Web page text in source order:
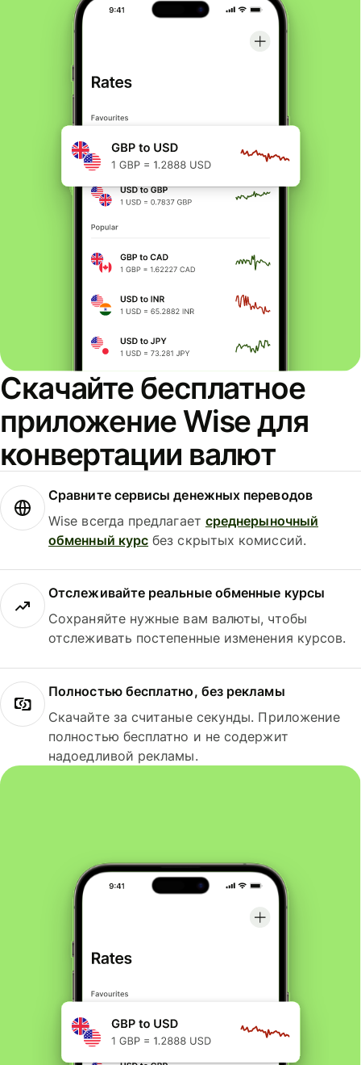
Скачайте бесплатное
приложение Wise для
конвертации валют
Сравните сервисы денежных переводов
Wise всегда предлагает среднерыночный
обменный курс без скрытых комиссий.
Отслеживайте реальные обменные курсы
Сохраняйте нужные вам валюты, чтобы
отслеживать постепенные изменения курсов.
Полностью бесплатно, без рекламы
Скачайте за считаные секунды. Приложение
полностью бесплатно и не содержит
надоедливой рекламы.